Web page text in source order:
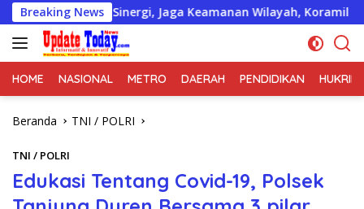
Langsung
ke
konten
Breaking News
Sinergi, Jaga Keamanan Wilayah, Koramil 06/Cakung Gelar
HOME NASIONAL METRO DAERAH PENDIDIKAN HUKRIM
Beranda TNI / POLRI
TNI / POLRI
Edukasi Tentang Covid-19, Polsek